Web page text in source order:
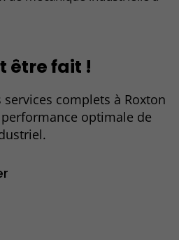
être fait !
complets à Roxton
optimale de